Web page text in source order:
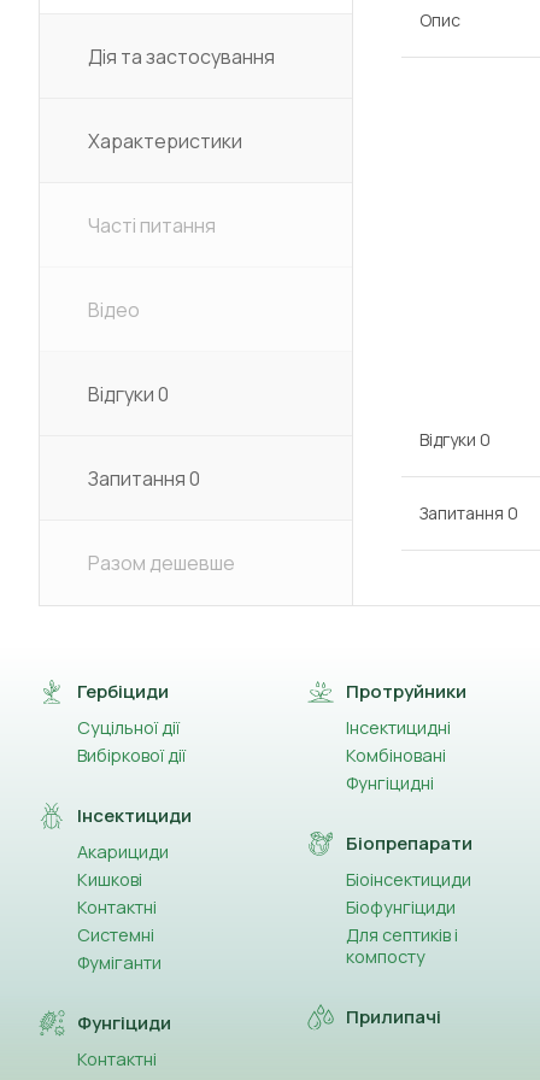
Дія та застосування
Характеристики
Часті питання
Відео
Відгуки0
Запитання0
Разом дешевше
Опис
Відгуки 0
Запитання 0
Гербіциди
Суцільної дії
Вибіркової дії
Інсектициди
Акарициди
Кишкові
Контактні
Системні
Фуміганти
Фунгіциди
Контактні
Протруйники
Інсектицидні
Комбіновані
Фунгіцидні
Біопрепарати
Біоінсектициди
Біофунгіциди
Для септиків і
компосту
Прилипачі